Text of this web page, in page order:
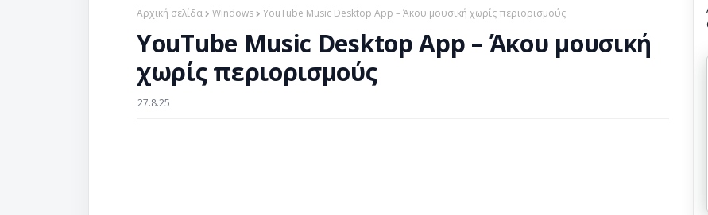
Αρχική σελίδα Windows YouTube Music Desktop App – Άκου μουσική χωρίς περιορισμούς
YouTube Music Desktop App – Άκου μουσική
χωρίς περιορισμούς
27.8.25